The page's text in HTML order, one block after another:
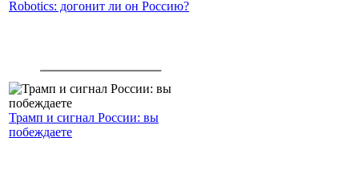
Robotics: догонит ли он Россию?
Трамп и сигнал России: вы
побеждаете